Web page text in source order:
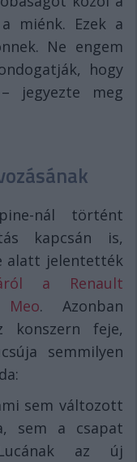
miénk. Ezek a
Ne engem
hogy
jegyezte meg
nál történt
kapcsán is,
alatt jelentették
a Renault
. Azonban
konszern feje,
semmilyen
sem változott
sem a csapat
az új